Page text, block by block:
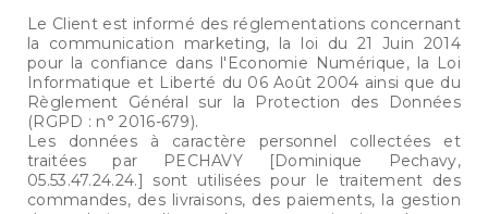
Le Client est informé des réglementations concernant
la communication marketing, la loi du 21 Juin 2014
pour la confiance dans l'Economie Numérique, la Loi
Informatique et Liberté du 06 Août 2004 ainsi que du
Règlement Général sur la Protection des Données
(RGPD : n° 2016-679).
Les données à caractère personnel collectées et
traitées par PECHAVY [Dominique Pechavy,
05.53.47.24.24.] sont utilisées pour le traitement des
commandes, des livraisons, des paiements, la gestion